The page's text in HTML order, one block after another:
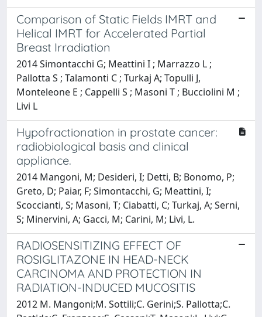
Comparison of Static Fields IMRT and
Helical IMRT for Accelerated Partial
Breast Irradiation
2014 Simontacchi G; Meattini I ; Marrazzo L ;
Pallotta S ; Talamonti C ; Turkaj A; Topulli J,
Monteleone E ; Cappelli S ; Masoni T ; Bucciolini M ;
Livi L
Hypofractionation in prostate cancer:
radiobiological basis and clinical
appliance.
2014 Mangoni, M; Desideri, I; Detti, B; Bonomo, P;
Greto, D; Paiar, F; Simontacchi, G; Meattini, I;
Scoccianti, S; Masoni, T; Ciabatti, C; Turkaj, A; Serni,
S; Minervini, A; Gacci, M; Carini, M; Livi, L.
RADIOSENSITIZING EFFECT OF
ROSIGLITAZONE IN HEAD-NECK
CARCINOMA AND PROTECTION IN
RADIATION-INDUCED MUCOSITIS
2012 M. Mangoni;M. Sottili;C. Gerini;S. Pallotta;C.